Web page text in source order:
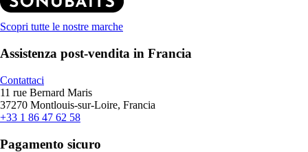
Scopri tutte le nostre marche
Assistenza post-vendita in Francia
Contattaci
11 rue Bernard Maris
37270 Montlouis-sur-Loire, Francia
+33 1 86 47 62 58
Pagamento sicuro